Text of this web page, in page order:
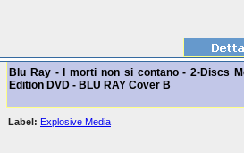
Blu Ray - I morti non si contano - 2-Discs
Edition DVD - BLU RAY Cover B
Label: Explosive Media